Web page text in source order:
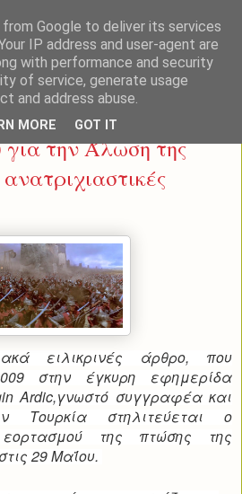
την Άλωση της
ειλικρινές άρθρο, που
στην έγκυρη εφημερίδα
Ardic,γνωστό συγγραφέα και
Τουρκία στηλιτεύεται ο
εορτασμού της πτώσης της
29Μαΐου.
Google to deliver its services
IP address and user-agent are
with performance and security
of service, generate usage
and address abuse.
MORE GOT IT